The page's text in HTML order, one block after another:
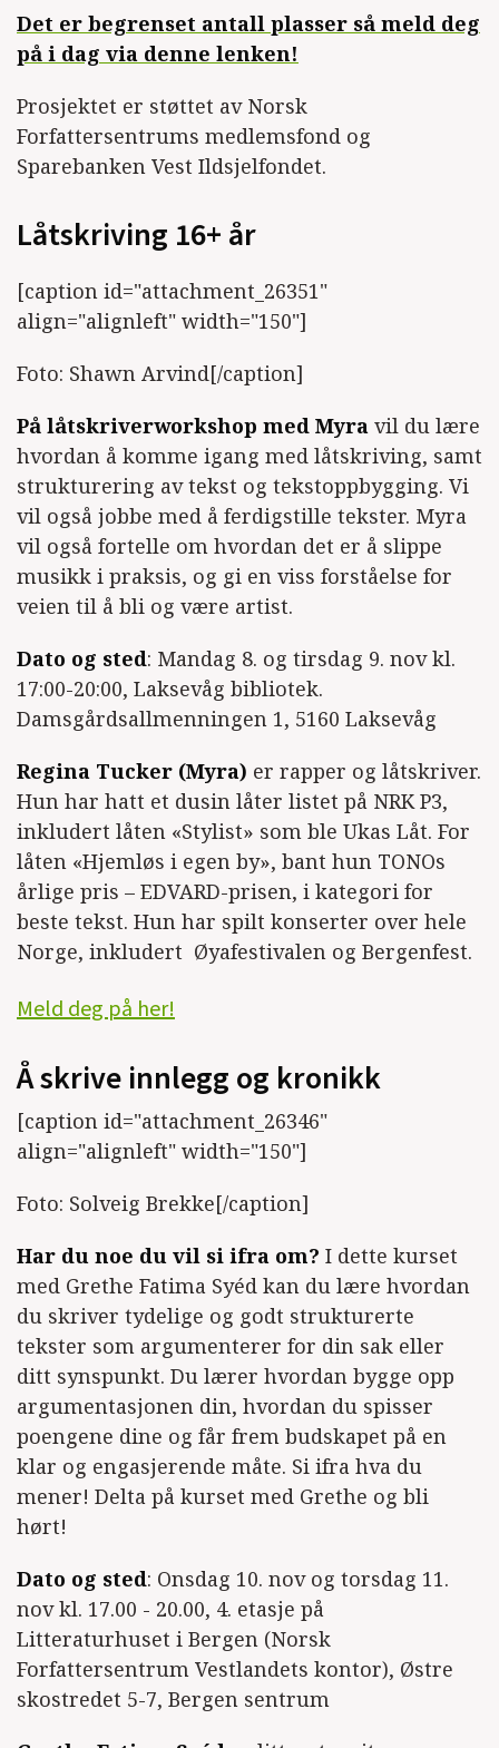
Det er begrenset antall plasser så meld deg
på i dag via denne lenken!
Prosjektet er støttet av Norsk
Forfattersentrums medlemsfond og
Sparebanken Vest Ildsjelfondet.
Låtskriving 16+ år
[caption id="attachment_26351"
align="alignleft" width="150"]
Foto: Shawn Arvind[/caption]
På låtskriverworkshop med Myra vil du lære
hvordan å komme igang med låtskriving, samt
strukturering av tekst og tekstoppbygging. Vi
vil også jobbe med å ferdigstille tekster. Myra
vil også fortelle om hvordan det er å slippe
musikk i praksis, og gi en viss forståelse for
veien til å bli og være artist.
Dato og sted: Mandag 8. og tirsdag 9. nov kl.
17:00-20:00, Laksevåg bibliotek.
Damsgårdsallmenningen 1, 5160 Laksevåg
Regina Tucker (Myra) er rapper og låtskriver.
Hun har hatt et dusin låter listet på NRK P3,
inkludert låten «Stylist» som ble Ukas Låt. For
låten «Hjemløs i egen by», bant hun TONOs
årlige pris – EDVARD-prisen, i kategori for
beste tekst. Hun har spilt konserter over hele
Norge, inkludert Øyafestivalen og Bergenfest.
Meld deg på her!
Å skrive innlegg og kronikk
[caption id="attachment_26346"
align="alignleft" width="150"]
Foto: Solveig Brekke[/caption]
Har du noe du vil si ifra om? I dette kurset
med Grethe Fatima Syéd kan du lære hvordan
du skriver tydelige og godt strukturerte
tekster som argumenterer for din sak eller
ditt synspunkt. Du lærer hvordan bygge opp
argumentasjonen din, hvordan du spisser
poengene dine og får frem budskapet på en
klar og engasjerende måte. Si ifra hva du
mener! Delta på kurset med Grethe og bli
hørt!
Dato og sted: Onsdag 10. nov og torsdag 11.
nov kl. 17.00 - 20.00, 4. etasje på
Litteraturhuset i Bergen (Norsk
Forfattersentrum Vestlandets kontor), Østre
skostredet 5-7, Bergen sentrum